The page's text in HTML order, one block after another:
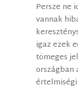
Persze ne
vannak
igaz ezek
tömeges
országban